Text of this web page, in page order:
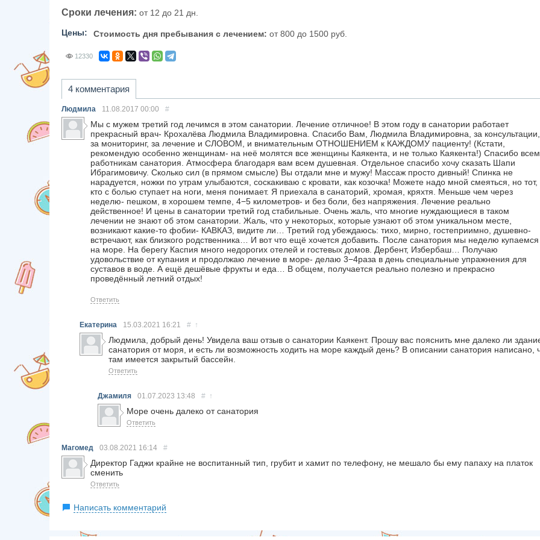
Сроки лечения: от 12 до 21 дн.
Цены: Стоимость дня пребывания с лечением: от 800 до 1500 руб.
12330
4 комментария
Людмила 11.08.2017 00:00 #
Мы с мужем третий год лечимся в этом санатории. Лечение отличное! В этом году в санатории работает
прекрасный врач- Крохалёва Людмила Владимировна. Спасибо Вам, Людмила Владимировна, за консультации,
за мониторинг, за лечение и СЛОВОМ, и внимательным ОТНОШЕНИЕМ к КАЖДОМУ пациенту! (Кстати,
рекомендую особенно женщинам- на неё молятся все женщины Каякента, и не только Каякента!) Спасибо всем
работникам санатория. Атмосфера благодаря вам всем душевная. Отдельное спасибо хочу сказать Шапи
Ибрагимовичу. Сколько сил (в прямом смысле) Вы отдали мне и мужу! Массаж просто дивный! Спинка не
нарадуется, ножки по утрам улыбаются, соскакиваю с кровати, как козочка! Можете надо мной смеяться, но тот,
кто с болью ступает на ноги, меня понимает. Я приехала в санаторий, хромая, кряхтя. Меньше чем через
неделю- пешком, в хорошем темпе, 4−5 километров- и без боли, без напряжения. Лечение реально
действенное! И цены в санатории третий год стабильные. Очень жаль, что многие нуждающиеся в таком
лечении не знают об этом санатории. Жаль, что у некоторых, которые узнают об этом уникальном месте,
возникают какие-то фобии- КАВКАЗ, видите ли… Третий год убеждаюсь: тихо, мирно, гостеприимно, душевно-
встречают, как близкого родственника… И вот что ещё хочется добавить. После санатория мы неделю купаемся
на море. На берегу Каспия много недорогих отелей и гостевых домов. Дербент, Избербаш… Получаю
удовольствие от купания и продолжаю лечение в море- делаю 3−4раза в день специальные упражнения для
суставов в воде. А ещё дешёвые фрукты и еда… В общем, получается реально полезно и прекрасно
проведённый летний отдых!
Ответить
Екатерина 15.03.2021 16:21 # ↑
Людмила, добрый день! Увидела ваш отзыв о санатории Каякент. Прошу вас пояснить мне далеко ли
санатория от моря, и есть ли возможность ходить на море каждый день? В описании санатория написано,
там имеется закрытый бассейн.
Ответить
Джамиля 01.07.2023 13:48 # ↑
Море очень далеко от санатория
Ответить
Магомед 03.08.2021 16:14 #
Директор Гаджи крайне не воспитанный тип, грубит и хамит по телефону, не мешало бы ему папаху на платок
сменить
Ответить
Написать комментарий